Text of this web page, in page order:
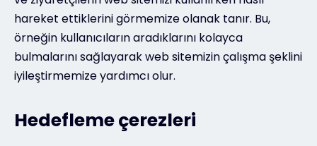
hareket ettiklerini görmemize olanak tanır. Bu,
örneğin kullanıcıların aradıklarını kolayca
bulmalarını sağlayarak web sitemizin çalışma şeklini
iyileştirmemize yardımcı olur.
Hedefleme çerezleri